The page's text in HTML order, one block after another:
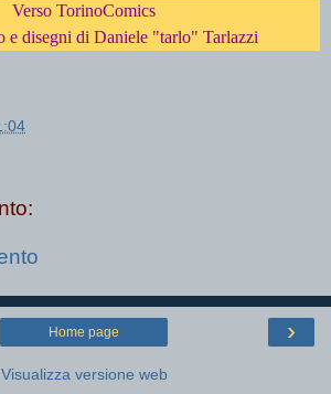
Verso TorinoComics
e disegni di Daniele "tarlo" Tarlazzi
›
Home page
Visualizza versione web